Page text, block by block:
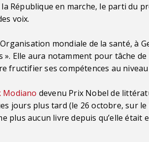
République en marche, le parti du
voix.
mondiale de la santé, à
Elle aura notamment pour tâche
fructifier ses compétences au
Modiano devenu Prix Nobel de
jours plus tard (le 26 octobre, sur le
plus aucun livre depuis qu’elle